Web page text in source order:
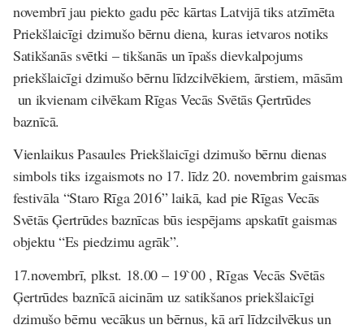
novembrī jau piekto gadu pēc kārtas Latvijā tiks atzīmēta
Priekšlaicīgi dzimušo bērnu diena, kuras ietvaros notiks
Satikšanās svētki – tikšanās un īpašs dievkalpojums
priekšlaicīgi dzimušo bērnu līdzcilvēkiem, ārstiem, māsām
un ikvienam cilvēkam Rīgas Vecās Svētās Ģertrūdes
baznīcā.
Vienlaikus Pasaules Priekšlaicīgi dzimušo bērnu dienas
simbols tiks izgaismots no 17. līdz 20. novembrim gaismas
festivāla “Staro Rīga 2016” laikā, kad pie Rīgas Vecās
Svētās Ģertrūdes baznīcas būs iespējams apskatīt gaismas
objektu “Es piedzimu agrāk”.
17.novembrī, plkst. 18.00 – 19`00 , Rīgas Vecās Svētās
Ģertrūdes baznīcā aicinām uz satikšanos priekšlaicīgi
dzimušo bērnu vecākus un bērnus, kā arī līdzcilvēkus un